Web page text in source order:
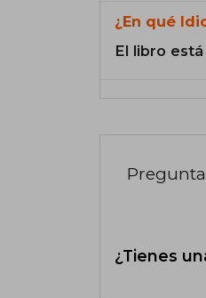
¿En qué
El libro
¿Tienes